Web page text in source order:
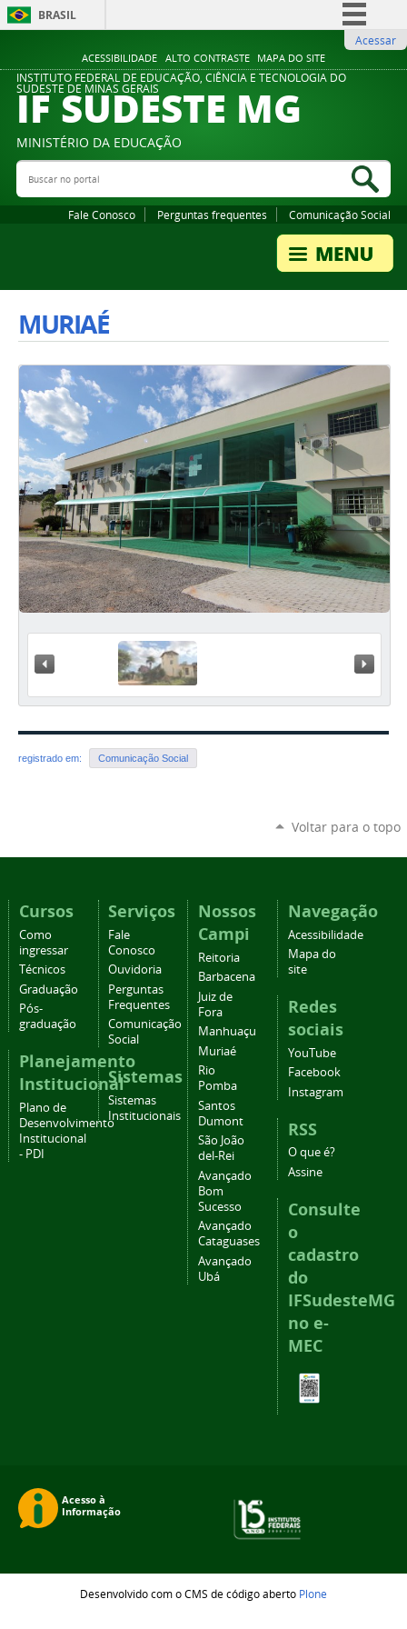
ACESSIBILIDADE ALTO CONTRASTE MAPA DO SITE
BRASIL
Comunica BR
Participe
Legislação
Acessar
INSTITUTO FEDERAL DE EDUCAÇÃO, CIÊNCIA E TECNOLOGIA DO
SUDESTE DE MINAS GERAIS
IF SUDESTE MG
MINISTÉRIO DA EDUCAÇÃO
Buscar no portal
Fale Conosco Perguntas frequentes Comunicação Social
MURIAÉ
registrado em: Comunicação Social
Voltar para o topo
Cursos
Como
ingressar
Técnicos
Graduação
Pós-
graduação
Planejamento
Institucional
Plano de
Desenvolvimento
Institucional
- PDI
Serviços
Fale
Conosco
Ouvidoria
Perguntas
Frequentes
Comunicação
Social
Sistemas
Sistemas
Institucionais
Nossos
Campi
Reitoria
Barbacena
Juiz de
Fora
Manhuaçu
Muriaé
Rio
Pomba
Santos
Dumont
São João
del-Rei
Avançado
Bom
Sucesso
Avançado
Cataguases
Avançado
Ubá
Navegação
Acessibilidade
Mapa do
site
Redes
sociais
YouTube
Facebook
Instagram
RSS
O que é?
Assine
Consulte
o
cadastro
do
IFSudesteMG
no e-
MEC
Desenvolvido com o CMS de código aberto Plone